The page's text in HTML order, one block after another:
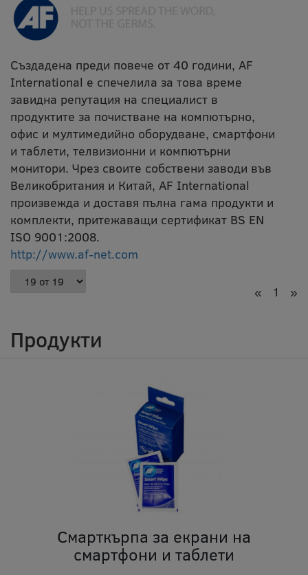
Създадена преди повече от 40 години, AF
International е спечелила за това време
завидна репутация на специалист в
продуктите за почистване на компютърно,
офис и мултимедийно оборудване, смартфони
и таблети, телвизионни и компютърни
монитори. Чрез своите собствени заводи във
Великобритания и Китай, AF International
произвежда и доставя пълна гама продукти и
комплекти, притежаващи сертификат BS EN
ISO 9001:2008.
http://www.af-net.com
« 1 »
Продукти
Смарткърпа за екрани на
смартфони и таблети